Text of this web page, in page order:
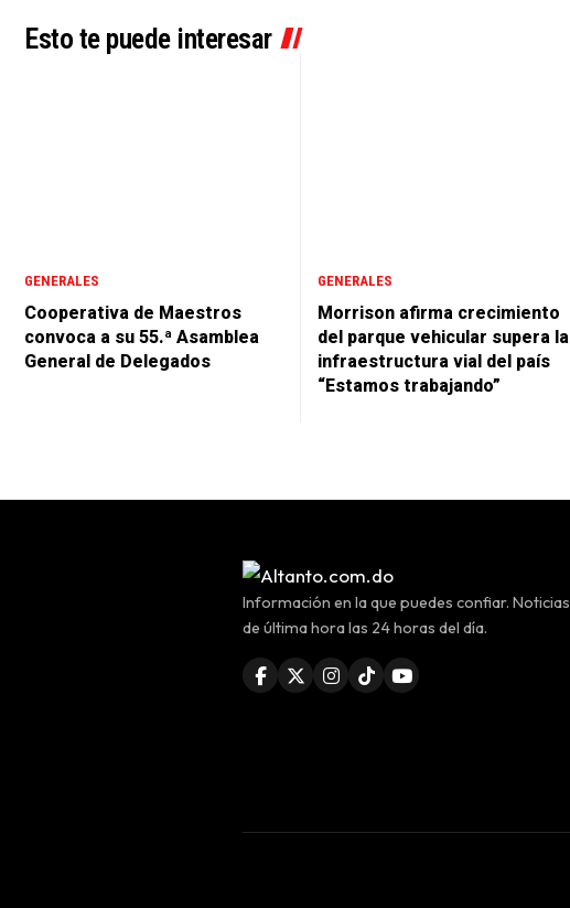
Esto te puede interesar
GENERALES
Cooperativa de Maestros
convoca a su 55.ª Asamblea
General de Delegados
GENERALES
Morrison afirma crecimiento
del parque vehicular supera la
infraestructura vial del país
“Estamos trabajando”
Información en la que puedes confiar. Noticias
de última hora las 24 horas del día.